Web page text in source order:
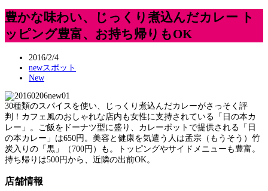
豊かな味わい、じっくり煮込んだカレー ト
ッピング豊富、お持ち帰りもOK
2016/2/4
newスポット
New
30種類のスパイスを使い、じっくり煮込んだカレーがさっそく評
判！カフェ風のおしゃれな店内も女性に支持されている「日の本カ
レー」。ご飯をドーナツ型に盛り、カレーポットで提供される「日
の本カレー」は650円。美容と健康を気遣う人は孟宗（もうそう）竹
炭入りの「黒」（700円）も。トッピングやサイドメニューも豊富。
持ち帰りは500円から、近隣の出前OK。
店舗情報